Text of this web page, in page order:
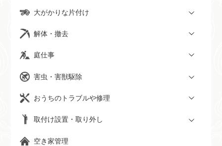
大がかりな片付け
解体・撤去
庭仕事
害虫・害獣駆除
おうちのトラブルや修理
取付け設置・取り外し
空き家管理